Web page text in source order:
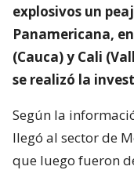
explosivos un
Panamericana,
(Cauca) y Cali
se realizó la
Según la
llegó al sector de
que luego fueron